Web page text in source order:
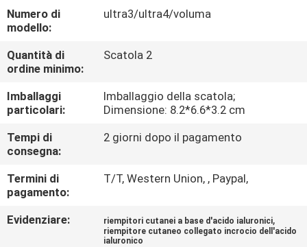
VISITA
ALLA
FABBRICA
CONTROLLO
DELLA
QUALITÀ
CONTATTACI
Numero di
modello:
ultra3/ultra4/voluma
Quantità di
ordine minimo:
Scatola 2
Imballaggi
particolari:
Imballaggio della scatola;
Dimensione: 8.2*6.6*3.2 cm
Tempi di
consegna:
2 giorni dopo il pagamento
Termini di
pagamento:
T/T, Western Union, , Paypal,
Evidenziare: riempitori cutanei a base d'acido ialuronici,
riempitore cutaneo collegato incrocio dell'acido
ialuronico